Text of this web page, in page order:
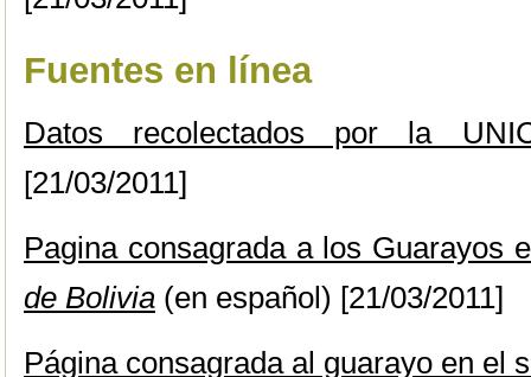
Fuentes en línea
Datos recolectados por la
[21/03/2011]
Pagina consagrada a los Guarayos
de Bolivia (en español) [21/03/2011]
Página consagrada al guarayo en el